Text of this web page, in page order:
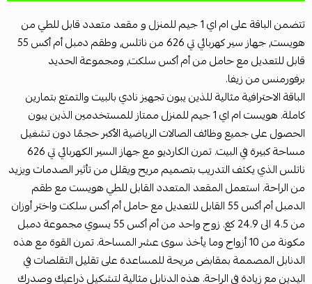
تتضمن الباقة على ام اي 1 جيم للمنزل و مقعد متعدد قابل للطي من
هويست, جهاز سير كهربائي تي 626 من ناتلس, وطقم دمبل أم أكس 55
قابل للتعديل مع حامل من أم أكس سلكت, ومجموعة الحديد
برفورمنس من زيفا.
الباقة الاحترافية مثالية للذين يبون تجهيز نادي بالبيت والتمتع بتمارين
كاملة. هويست ام اي 1 جيم للمنزل ممتاز للمستخدمين الذين يبون
الحصول على جميع وظائف الصالات الرياضية الأكبر حجمًا دون تشغيل
مساحة كبيرة في البيت. تمرن الكارديو مع جهاز السير الكهربائي تي 626
ناتلس الذي يكثف التدريب بتصميم مريح ويقلل من تأثير الصدمات ويزيد
من الراحة. استعمل المقعد المتعدد القابل للطي هويست مع طقم
الدمبل أم أكس 55 القابل للتعديل مع حامل أم أكس سلكت واختر أوزان
من 4.5 الى 24.9 كغ. زوج واحد من أم أكس 55 يسوي مجموعة دمبل
مكونة من 10 أزواج وما يأخذ سوى عشر المساحة. تمرن القوة مع هذه
الدنابل المصممة بمقابض مريحة للمساعدة على تقليل التقلصات في
اليدين مع زيادة في الراحة. هذه الدنابل مثالية لتشكيل ذراعيك وصدرك